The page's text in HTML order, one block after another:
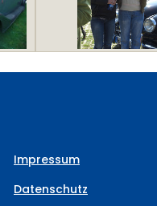
Impressum
Datenschutz